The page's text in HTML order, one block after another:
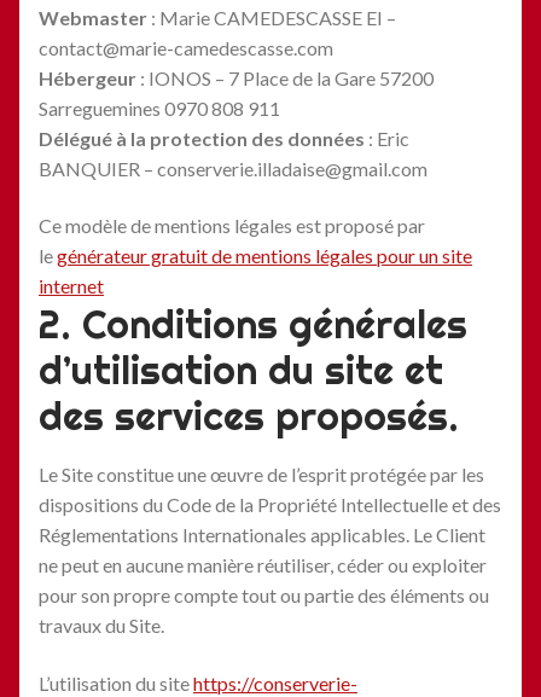
Webmaster : Marie CAMEDESCASSE EI –
contact@marie-camedescasse.com
Hébergeur : IONOS – 7 Place de la Gare 57200
Sarreguemines 0970 808 911
Délégué à la protection des données : Eric
BANQUIER – conserverie.illadaise@gmail.com
Ce modèle de mentions légales est proposé par
legénérateur gratuit de mentions légales pour un site
internet
2. Conditions générales
d’utilisation du site et
des services proposés.
Le Site constitue une œuvre de l’esprit protégée par les
dispositions du Code de la Propriété Intellectuelle et des
Réglementations Internationales applicables. Le Client
ne peut en aucune manière réutiliser, céder ou exploiter
pour son propre compte tout ou partie des éléments ou
travaux du Site.
L’utilisation du sitehttps://conserverie-